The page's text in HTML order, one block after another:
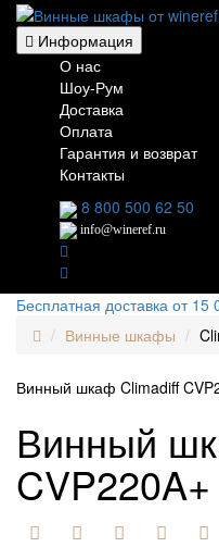
Информация
О нас
Шоу-Рум
Доставка
Оплата
Гарантия и возврат
Контакты
8 800 500 62 50
info@wineref.ru
Бесплатная доставка от 15
Винные шкафы
Винный шкаф Climadiff
Винный
CVP220A+